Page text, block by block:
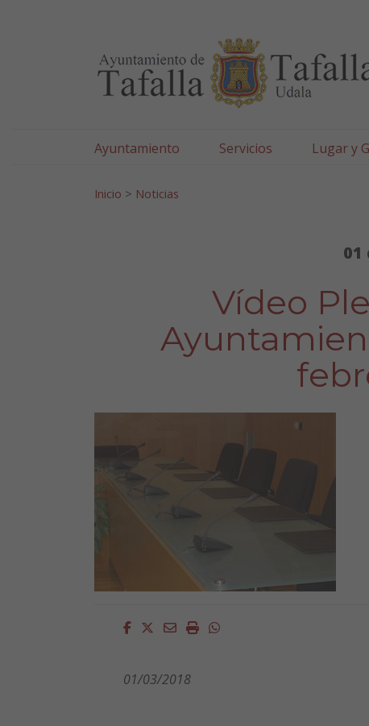
Ayuntamiento Servicios Lugar y
Inicio > Noticias
01
Vídeo
Facebook
Twitter
EmailImprimirWhatsapp
01/03/2018